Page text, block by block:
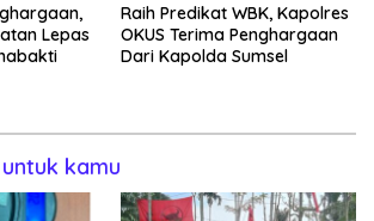
Lepas
Raih Predikat WBK, Kapolres
OKUS Terima Penghargaan
Dari Kapolda Sumsel
kamu